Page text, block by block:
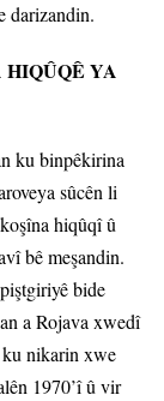
darizandin.
HIQÛQÊ YA
ku binpêkirina
sûcên li
hiqûqî û
bê meşandin.
bide
a Rojava xwedî
nikarin xwe
1970’î û vir